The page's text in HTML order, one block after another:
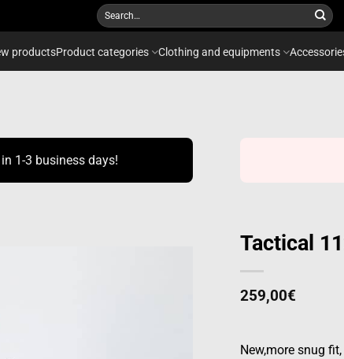
Search
for:
productsProduct categories Clothing and equipments
1-3 business days!
Tactical
259,00€
New,more snug